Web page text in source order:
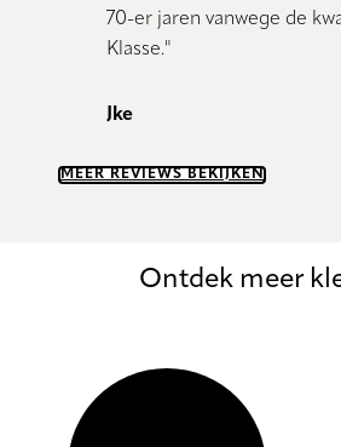
70-er jaren vanwege de
Klasse."
Jke
MEER REVIEWS BEKIJKEN
Ontdek meer